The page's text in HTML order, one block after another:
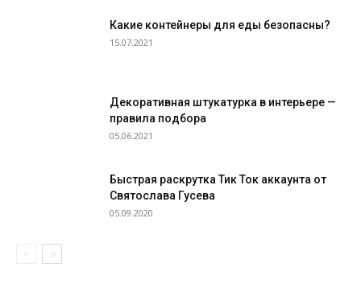
Какие контейнеры для еды безопасны?
15.07.2021
Декоративная штукатурка в интерьере —
правила подбора
05.06.2021
Быстрая раскрутка Тик Ток аккаунта от
Святослава Гусева
05.09.2020